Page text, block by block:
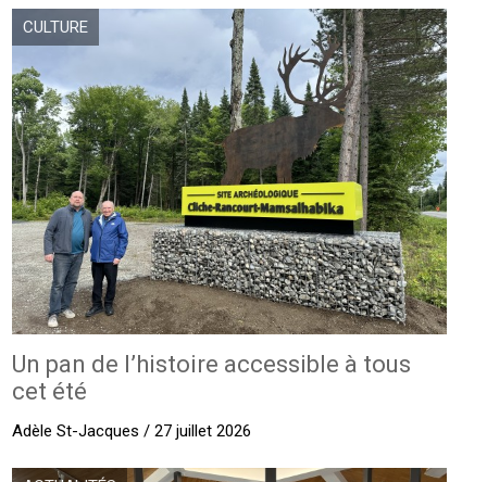
CULTURE
Un pan de l’histoire accessible à tous
cet été
Adèle St-Jacques / 27 juillet 2026